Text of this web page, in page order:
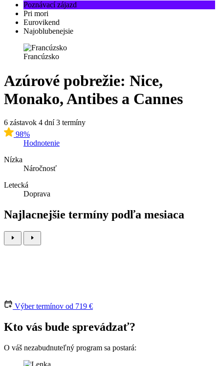
Poznávací zájazd
Pri mori
Eurovikend
Najoblubenejsie
Francúzsko
Azúrové pobrežie: Nice,
Monako, Antibes a Cannes
6 zástavok 4 dní 3 termíny
98%
Hodnotenie
Nízka
Náročnosť
Letecká
Doprava
Najlacnejšie termíny podľa mesiaca
Výber termínov od 719 €
Kto vás bude sprevádzať?
O váš nezabudnuteľný program sa postará: